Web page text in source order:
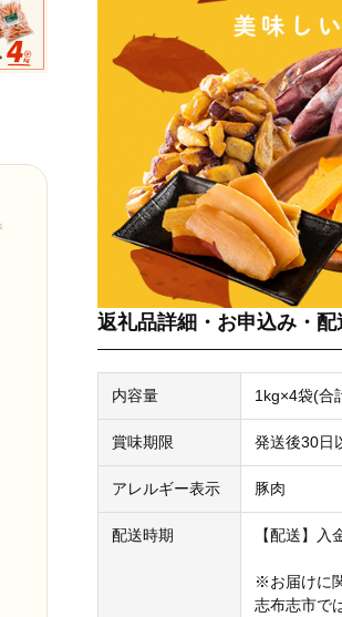
返礼品詳細・お申込み・配
内容量 1kg×4袋(合
賞味期限 発送後30日
アレルギー表示 豚肉
配送時期 【配送】
※お届けに
志布志市で